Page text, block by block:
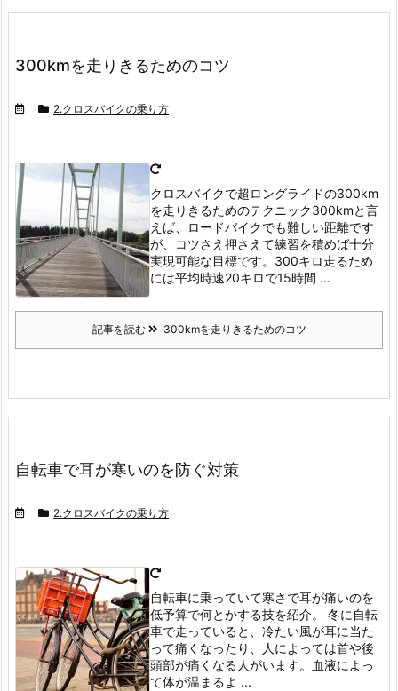
300kmを走りきるためのコツ
2.クロスバイクの乗り方
クロスバイクで超ロングライドの300km
を走りきるためのテクニック300kmと言
えば、ロードバイクでも難しい距離です
が、コツさえ押さえて練習を積めば十分
実現可能な目標です。 300キロ走るため
には平均時速20キロで15時間 ...
記事を読む 300kmを走りきるためのコツ
自転車で耳が寒いのを防ぐ対策
2.クロスバイクの乗り方
自転車に乗っていて寒さで耳が痛いのを
低予算で何とかする技を紹介。
冬に自転
車で走っていると、冷たい風が耳に当た
って痛くなったり、人によっては首や後
頭部が痛くなる人がいます。
血液によっ
て体が温まるよ ...